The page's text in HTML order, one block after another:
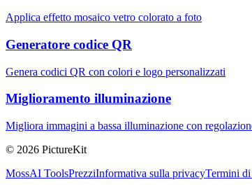
Applica effetto mosaico vetro colorato a foto
Generatore codice QR
Genera codici QR con colori e logo personalizzati
Miglioramento illuminazione
Migliora immagini a bassa illuminazione con
© 2026 PictureKit
MossAI ToolsPrezziInformativa sulla privacyTermini